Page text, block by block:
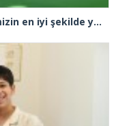
Cumhurbaşkanı Erdoğan: “Gençlerimizin en iyi şekilde yetişmeniz için tüm gücümüzle çalışıyoruz”